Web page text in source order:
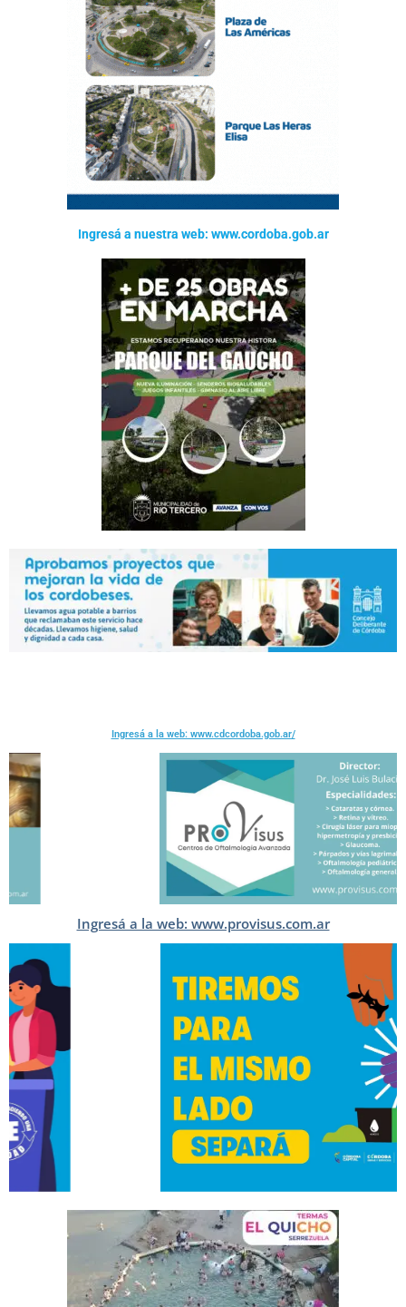
Ingresá a nuestra web: www.cordoba.gob.ar
Ingresá a la web: www.cdcordoba.gob.ar/
Ingresá a la web: www.provisus.com.ar